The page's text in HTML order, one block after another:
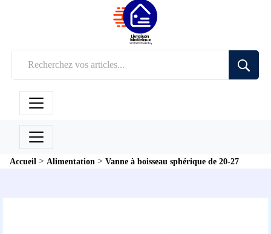
Accueil > Alimentation > Vanne à boisseau sphérique de 20-27